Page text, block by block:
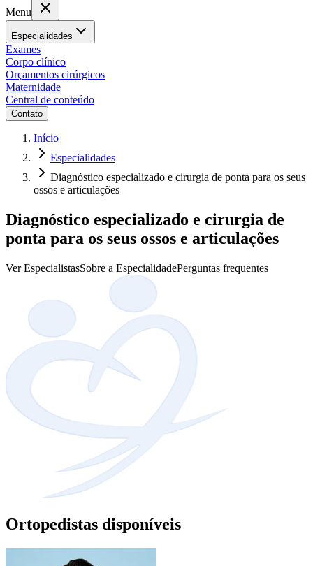
Menu
Especialidades
Exames
Corpo clínico
Orçamentos cirúrgicos
Maternidade
Central de conteúdo
Contato
Início
Especialidades
Diagnóstico especializado e cirurgia de ponta para os seus
ossos e articulações
Diagnóstico especializado e cirurgia de
ponta para os seus ossos e articulações
Ver EspecialistasSobre a EspecialidadePerguntas frequentes
Ortopedistas disponíveis